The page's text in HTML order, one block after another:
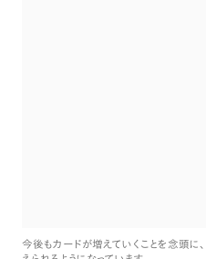
今後もカードが増えていくことを念頭に、